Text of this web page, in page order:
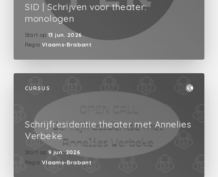
SID | Schrijven voor theater:
monologen
Start op 13 jun. 2026
Regio Vlaams-Brabant
CURSUS
Schrijfresidentie theater met Annelies
Verbeke
Start op 9 jun. 2026
Regio Vlaams-Brabant